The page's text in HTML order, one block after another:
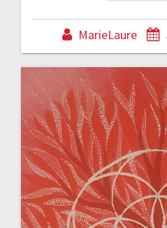
MarieLaure